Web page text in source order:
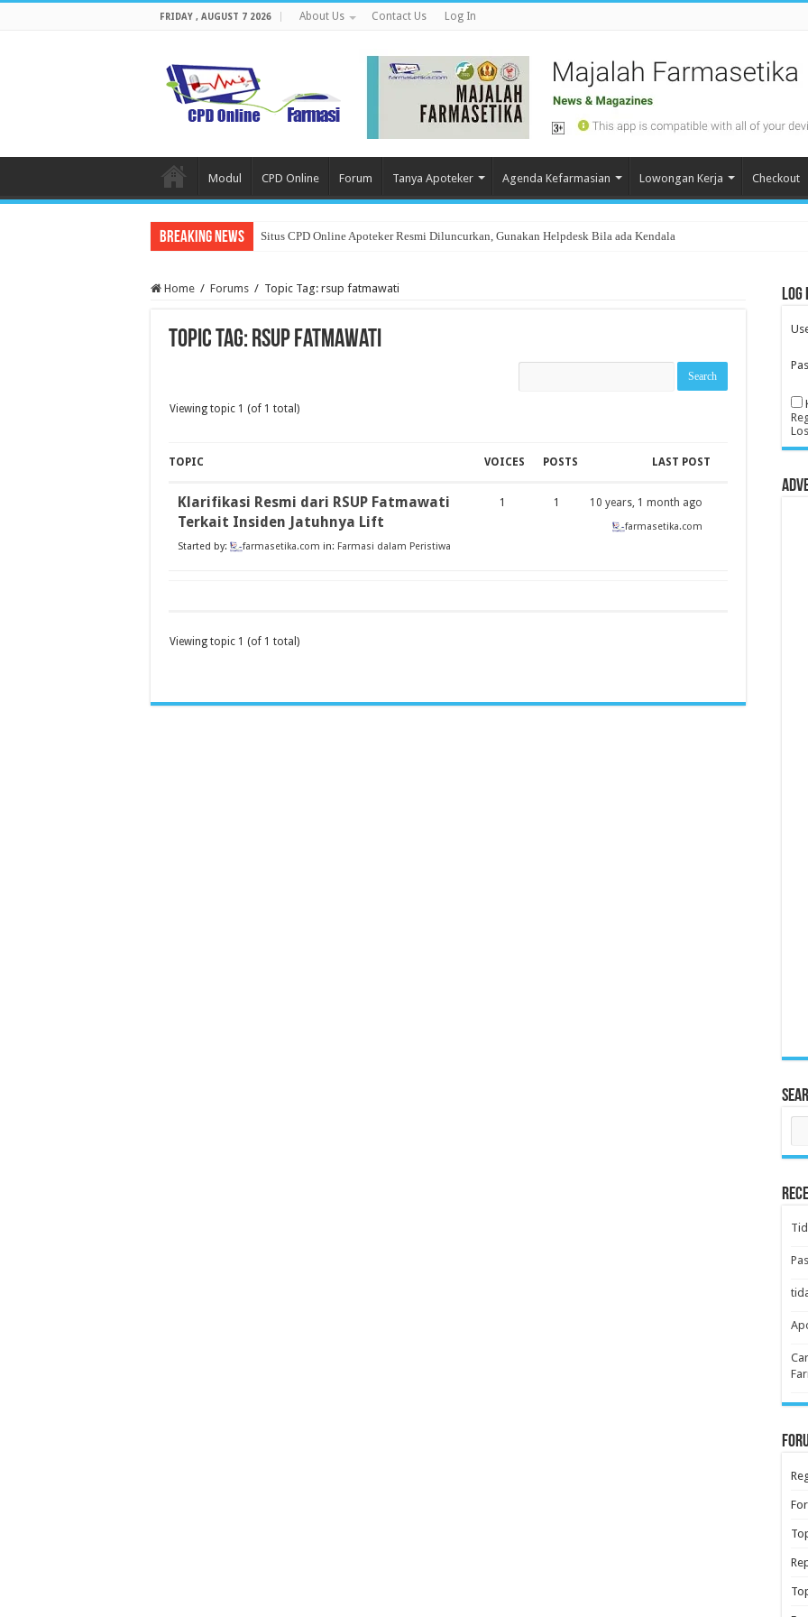
FRIDAY , AUGUST 7 2026 About Us Contact Us Log In
Modul CPD Online Forum Tanya Apoteker Agenda Kefarmasian Lowongan Kerja Checkout
Breaking News Situs CPD Online Apoteker Resmi Diluncurkan, Gunakan Helpdesk Bila ada Kendala
Home / Forums / Topic Tag: rsup fatmawati
Topic Tag: rsup fatmawati
Viewing topic 1 (of 1 total)
TOPIC VOICES POSTS LAST POST
Klarifikasi Resmi dari RSUP Fatmawati
Terkait Insiden Jatuhnya Lift
Started by: farmasetika.com in: Farmasi dalam Peristiwa
1 1 10 years, 1 month ago
farmasetika.com
Viewing topic 1 (of 1 total)